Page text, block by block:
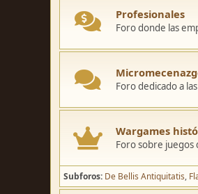
Profesionales
Foro donde las
Foro dedicado a
Wargames
Foro sobre juegos
Subforos De Bellis Antiquitatis